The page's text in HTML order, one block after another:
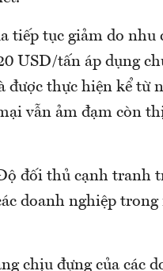
tiếp tục giảm do nhu
USD/tấn áp dụng
được thực hiện kể từ
vẫn ảm đạm còn
đối thủ cạnh tranh
doanh nghiệp trong
chịu đựng của các